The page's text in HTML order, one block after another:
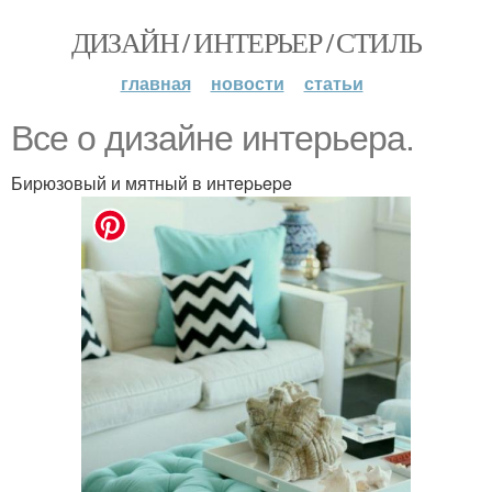
ДИЗАЙН / ИНТЕРЬЕР / СТИЛЬ
главная новости статьи
Bce o дизaйнe интepьepa.
Биpюзoвый и мятный в интepьepe